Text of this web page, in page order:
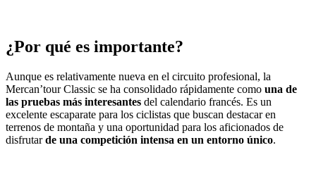
¿Por qué es importante?
Aunque es relativamente nueva en el circuito profesional, la
Mercan’tour Classic se ha consolidado rápidamente como una de
las pruebas más interesantes del calendario francés. Es un
excelente escaparate para los ciclistas que buscan destacar en
terrenos de montaña y una oportunidad para los aficionados de
disfrutarde una competición intensa en un entorno único.